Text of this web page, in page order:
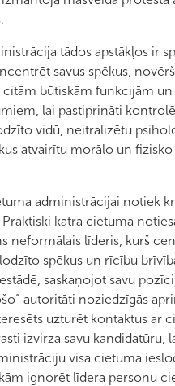
tādos apstākļos ir
savus spēkus,
būtiskām funkcijām un
lai pastiprināti
vidū, neitralizētu
atvairītu morālo un fizisko
administrācijai notiek
katrā cietumā
neformālais līderis, kurš
spēkus un rīcību
saskaņojot savu
autoritāti noziedzīgās
uzturēt kontaktus ar
izvirza savu kandidatūru,
visa cietuma
ignorēt līdera personu